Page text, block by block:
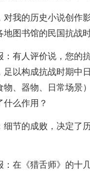
对我的历史小说创作
地图书馆的民国抗战
：有人评价说，您的
足以构成抗战时期中
物、器物、日常场景
什么作用？
细节的成败，决定了
：在《猎舌师》的十